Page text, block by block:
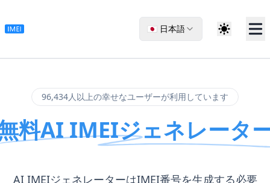
🇯🇵 日本語
96,434人以上の幸せなユーザーが利用しています
料AI IMEIジェネレータ
AI IMEIジェネレーターはIMEI番号を生成する必要